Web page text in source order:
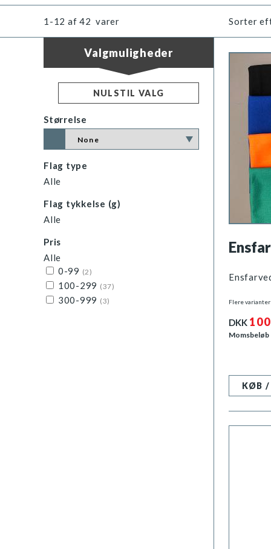
1-12 af 42 varer Sorter
Valgmuligheder
NULSTIL VALG
Størrelse
Flag type
Alle
Flag tykkelse (g)
Alle
Pris
Alle
0-99 (2)
100-299 (37)
300-999 (3) Flere varianter
DKK
Momsbeløb
KØB /